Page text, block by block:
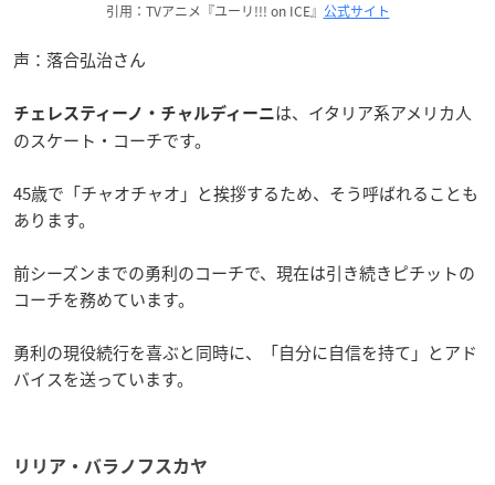
引用：TVアニメ『ユーリ!!! on ICE』 公式サイト
声：落合弘治さん
チェレスティーノ・チャルディーニは、イタリア系アメリカ人
のスケート・コーチです。
45歳で「チャオチャオ」と挨拶するため、そう呼ばれることも
あります。
前シーズンまでの勇利のコーチで、現在は引き続きピチットの
コーチを務めています。
勇利の現役続行を喜ぶと同時に、「自分に自信を持て」とアド
バイスを送っています。
リリア・バラノフスカヤ